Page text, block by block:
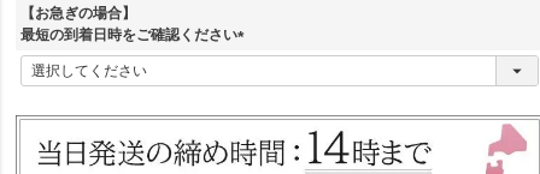
須
)
【お急ぎの場合】
最短の到着日時をご確認ください
(
必